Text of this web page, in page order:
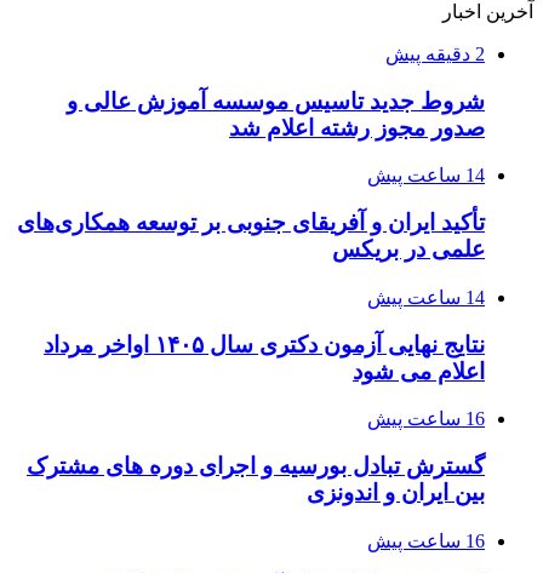
آخرین اخبار
2 دقیقه پیش
شروط جدید تاسیس موسسه آموزش عالی و
صدور مجوز رشته اعلام شد
14 ساعت پیش
تأکید ایران و آفریقای جنوبی بر توسعه همکاری‌های
علمی در بریکس
14 ساعت پیش
نتایج نهایی آزمون دکتری سال ۱۴۰۵ اواخر مرداد
اعلام می شود
16 ساعت پیش
گسترش تبادل بورسیه و اجرای دوره های مشترک
بین ایران و اندونزی
16 ساعت پیش